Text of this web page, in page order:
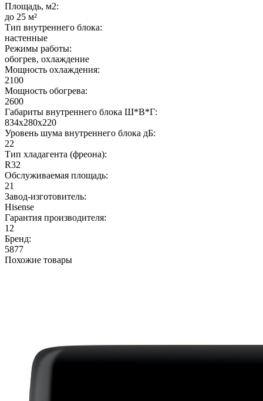
Площадь, м2:
до 25 м²
Тип внутреннего блока:
настенные
Режимы работы:
обогрев, охлаждение
Мощность охлаждения:
2100
Мощность обогрева:
2600
Габариты внутреннего блока Ш*В*Г:
834х280х220
Уровень шума внутреннего блока дБ:
22
Тип хладагента (фреона):
R32
Обслуживаемая площадь:
21
Завод-изготовитель:
Hisense
Гарантия производителя:
12
Бренд:
5877
Похожие товары